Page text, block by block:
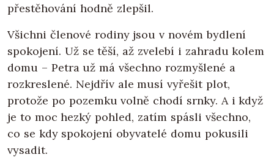
přestěhování hodně zlepšil.
Všichni členové rodiny jsou v novém bydlení
spokojení. Už se těší, až zvelebí i zahradu kolem
domu – Petra už má všechno rozmyšlené a
rozkreslené. Nejdřív ale musí vyřešit plot,
protože po pozemku volně chodí srnky. A i když
je to moc hezký pohled, zatím spásli všechno,
co se kdy spokojení obyvatelé domu pokusili
vysadit.